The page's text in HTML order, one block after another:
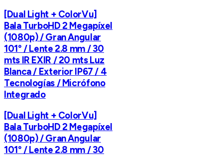
[Dual Light + ColorVu]
Bala TurboHD 2 Megapíxel
(1080p) / Gran Angular
101° / Lente 2.8 mm / 30
mts IR EXIR / 20 mts Luz
Blanca / Exterior IP67 / 4
Tecnologías / Micrófono
Integrado
[Dual Light + ColorVu]
Bala TurboHD 2 Megapíxel
(1080p) / Gran Angular
101° / Lente 2.8 mm / 30